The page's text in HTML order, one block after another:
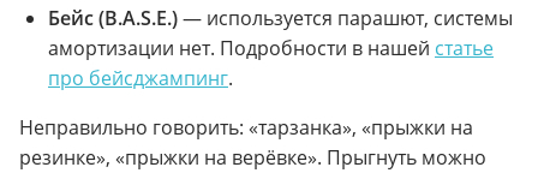
Бейс (B.A.S.E.)— используется парашют, системы
амортизации нет. Подробности в нашей статье
про бейсджампинг.
Неправильно говорить: «тарзанка», «прыжки на
резинке», «прыжки на верёвке». Прыгнуть можно